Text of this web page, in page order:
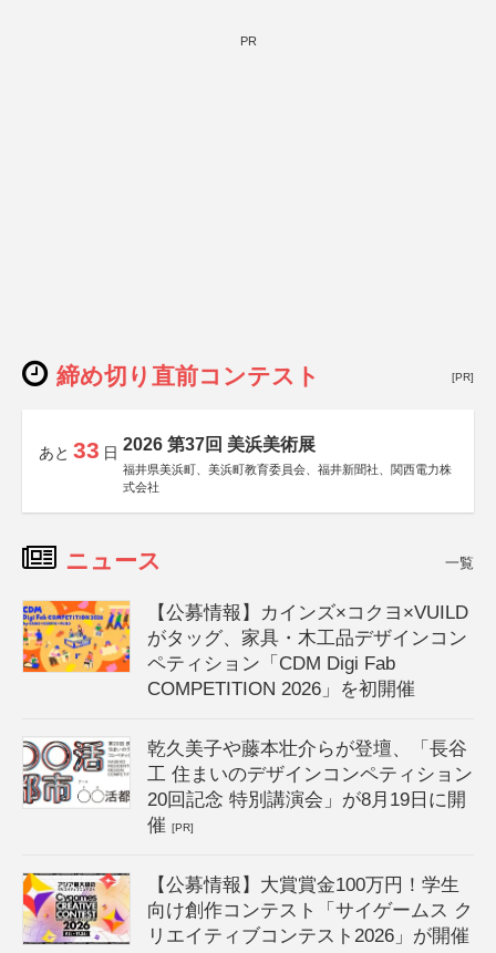
PR
締め切り直前コンテスト [PR]
あと 33 日 2026 第37回 美浜美術展
福井県美浜町、美浜町教育委員会、福井新聞社、関西電力株
式会社
ニュース 一覧
【公募情報】カインズ×コクヨ×VUILD
がタッグ、家具・木工品デザインコン
ペティション「CDM Digi Fab
COMPETITION 2026」を初開催
乾久美子や藤本壮介らが登壇、「長谷
工 住まいのデザインコンペティション
20回記念 特別講演会」が8月19日に開
催[PR]
【公募情報】大賞賞金100万円！学生
向け創作コンテスト「サイゲームス ク
リエイティブコンテスト2026」が開催